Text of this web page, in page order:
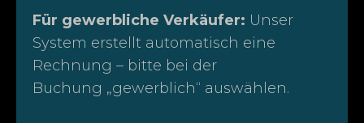
Für gewerbliche Verkäufer: Unser
System erstellt automatisch eine
Rechnung – bitte bei der
Buchung „gewerblich“ auswählen.